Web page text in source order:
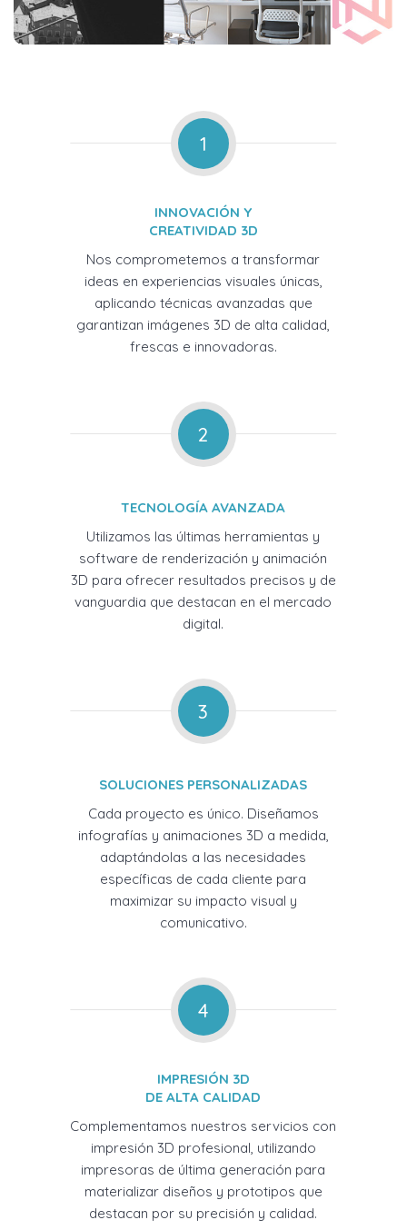
1
INNOVACIÓN Y
CREATIVIDAD 3D
Nos comprometemos a transformar
ideas en experiencias visuales únicas,
aplicando técnicas avanzadas que
garantizan imágenes 3D de alta calidad,
frescas e innovadoras.
2
TECNOLOGÍA AVANZADA
Utilizamos las últimas herramientas y
software de renderización y animación
3D para ofrecer resultados precisos y de
vanguardia que destacan en el mercado
digital.
3
SOLUCIONES PERSONALIZADAS
Cada proyecto es único. Diseñamos
infografías y animaciones 3D a medida,
adaptándolas a las necesidades
específicas de cada cliente para
maximizar su impacto visual y
comunicativo.
4
IMPRESIÓN 3D
DE ALTA CALIDAD
Complementamos nuestros servicios con
impresión 3D profesional, utilizando
impresoras de última generación para
materializar diseños y prototipos que
destacan por su precisión y calidad.